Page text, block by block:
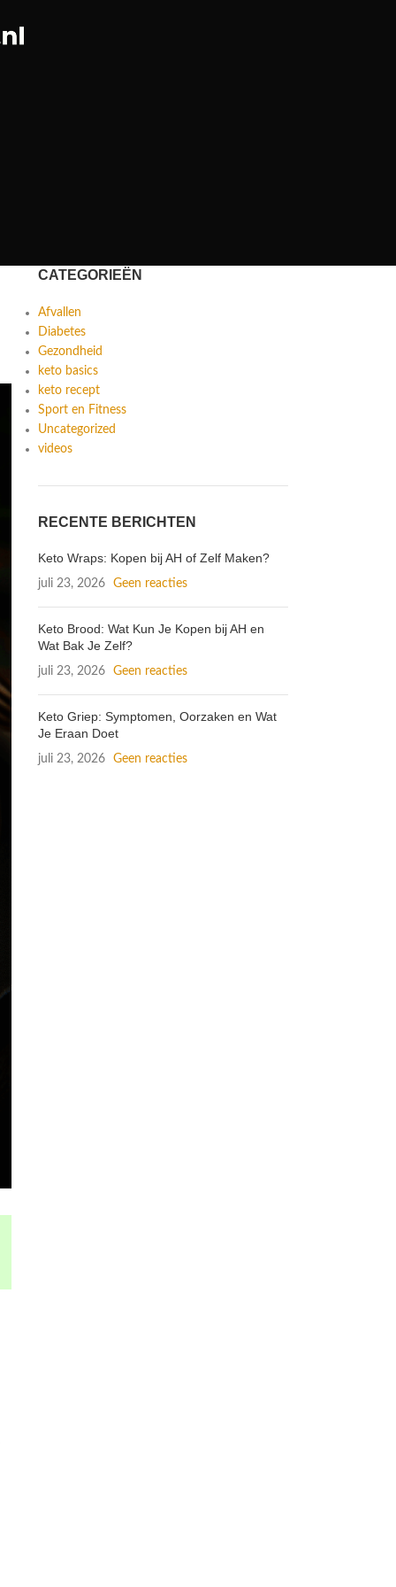
CATEGORIEËN
Afvallen
Diabetes
Gezondheid
keto basics
keto recept
Sport en Fitness
Uncategorized
videos
RECENTE BERICHTEN
Keto Wraps: Kopen bij AH of Zelf Maken?
juli 23, 2026 Geen reacties
Keto Brood: Wat Kun Je Kopen bij AH en
Wat Bak Je Zelf?
juli 23, 2026 Geen reacties
Keto Griep: Symptomen, Oorzaken en Wat
Je Eraan Doet
juli 23, 2026 Geen reacties